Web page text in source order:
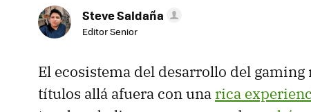
Steve Saldaña
Editor Senior
El ecosistema del desarrollo del gaming
títulos allá afuera con una rica